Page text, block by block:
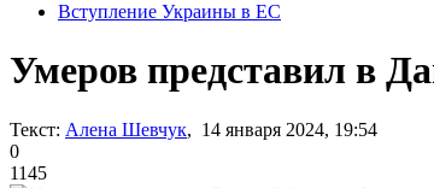
Вступление Украины в ЕС
Умеров представил в
Текст: Алена Шевчук, 14 января 2024, 19:54
0
1145